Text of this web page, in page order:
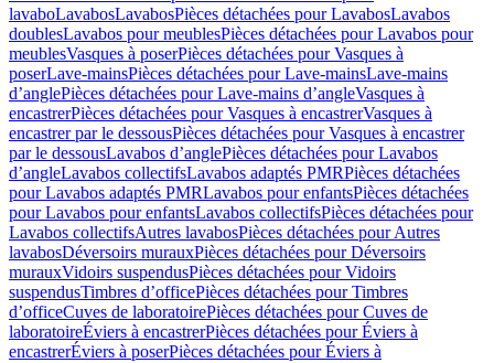
lavaboLavabosLavabosPièces détachées pour LavabosLavabos
doublesLavabos pour meublesPièces détachées pour Lavabos pour
meublesVasques à poserPièces détachées pour Vasques à
poserLave-mainsPièces détachées pour Lave-mainsLave-mains
d’anglePièces détachées pour Lave-mains d’angleVasques à
encastrerPièces détachées pour Vasques à encastrerVasques à
encastrer par le dessousPièces détachées pour Vasques à encastrer
par le dessousLavabos d’anglePièces détachées pour Lavabos
d’angleLavabos collectifsLavabos adaptés PMRPièces détachées
pour Lavabos adaptés PMRLavabos pour enfantsPièces détachées
pour Lavabos pour enfantsLavabos collectifsPièces détachées pour
Lavabos collectifsAutres lavabosPièces détachées pour Autres
lavabosDéversoirs murauxPièces détachées pour Déversoirs
murauxVidoirs suspendusPièces détachées pour Vidoirs
suspendusTimbres dʼofficePièces détachées pour Timbres
dʼofficeCuves de laboratoirePièces détachées pour Cuves de
laboratoireÉviers à encastrerPièces détachées pour Éviers à
encastrerÉviers à poserPièces détachées pour Éviers à